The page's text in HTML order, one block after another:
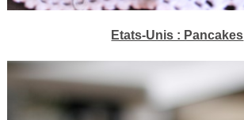
Etats-Unis : Pancakes